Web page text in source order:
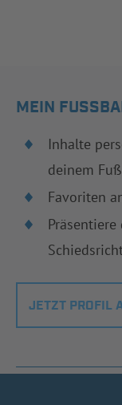
MEIN
Inhalte
deinem
Favoriten
JETZT PROFIL